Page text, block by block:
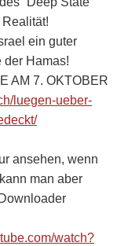
ein guter
der Hamas!
AM 7. OKTOBER
luegen-ueber-
ansehen, wenn
man aber
watch?